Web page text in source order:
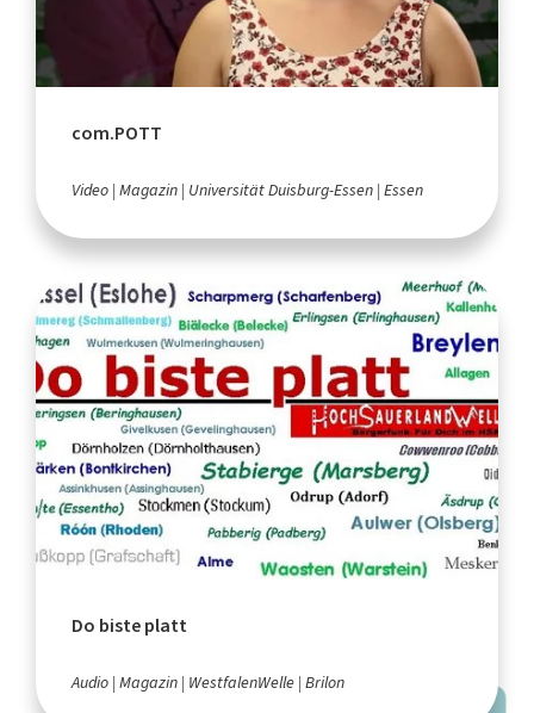
com.POTT
Video Magazin Universität Duisburg-Essen Essen
Do biste platt
Audio Magazin WestfalenWelle Brilon